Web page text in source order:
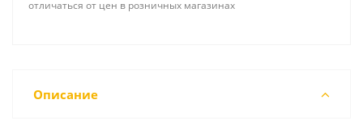
отличаться от цен в розничных магазинах
Описание